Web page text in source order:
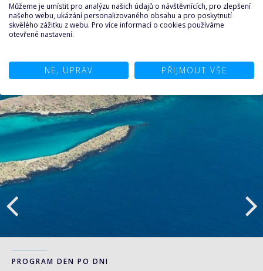
PROGRAM DEN PO DNI
Můžeme je umístit pro analýzu našich údajů o návštěvnících, pro zlepšení
našeho webu, ukázání personalizovaného obsahu a pro poskytnutí
skvělého zážitku z webu. Pro více informací o cookies používáme
otevřené nastavení.
NE, UPRAV PŘIJMOUT VŠE